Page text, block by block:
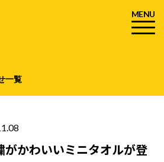
MENU
一覧
がかわいいミニタオルが登